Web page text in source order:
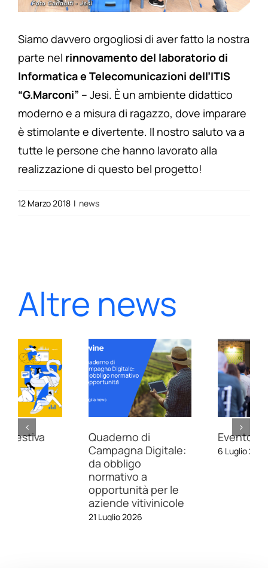
Siamo davvero orgogliosi di aver fatto la nostra
parte nel rinnovamento del laboratorio di
Informatica e Telecomunicazioni dell’ITIS
“G.Marconi” – Jesi. È un ambiente didattico
moderno e a misura di ragazzo, dove imparare
è stimolante e divertente. Il nostro saluto va a
tutte le persone che hanno lavorato alla
realizzazione di questo bel progetto!
12 Marzo 2018 | news
Altre news
Quaderno di
Campagna Digitale:
opportunità per le
aziende vitivinicole
Evento Apra 2026
6 Luglio 2026